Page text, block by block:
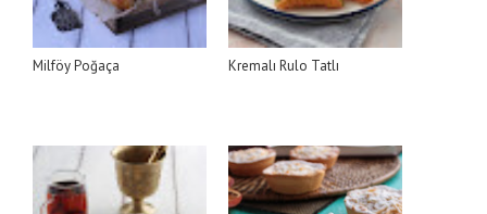
Milföy Poğaça Kremalı Rulo Tatlı